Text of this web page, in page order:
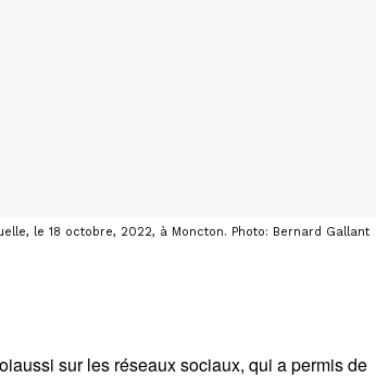
le 18 octobre, 2022, à Moncton. Photo: Bernard Gallant
sur les réseaux sociaux, qui a permis de